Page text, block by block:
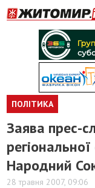
ПОЛІТИКА
Заява прес-
регіональної
Народний
28 травня 2007, 09:06